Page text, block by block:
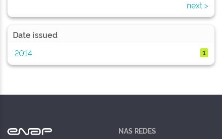
next >
Date issued
2014
1
NAS REDES